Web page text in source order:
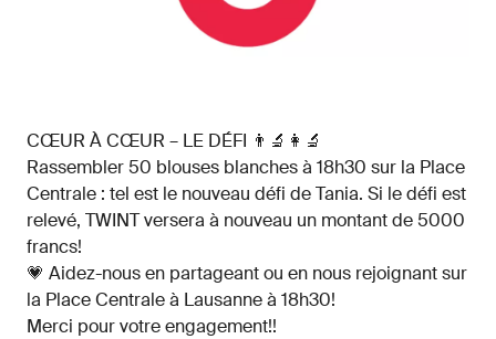
CŒUR À CŒUR – LE DÉFI 👨‍🔬👩‍🔬
Rassembler 50 blouses blanches à 18h30 sur la Place
Centrale : tel est le nouveau défi de Tania. Si le défi est
relevé, TWINT versera à nouveau un montant de 5000
francs!
💗 Aidez-nous en partageant ou en nous rejoignant sur
la Place Centrale à Lausanne à 18h30!
Merci pour votre engagement!!